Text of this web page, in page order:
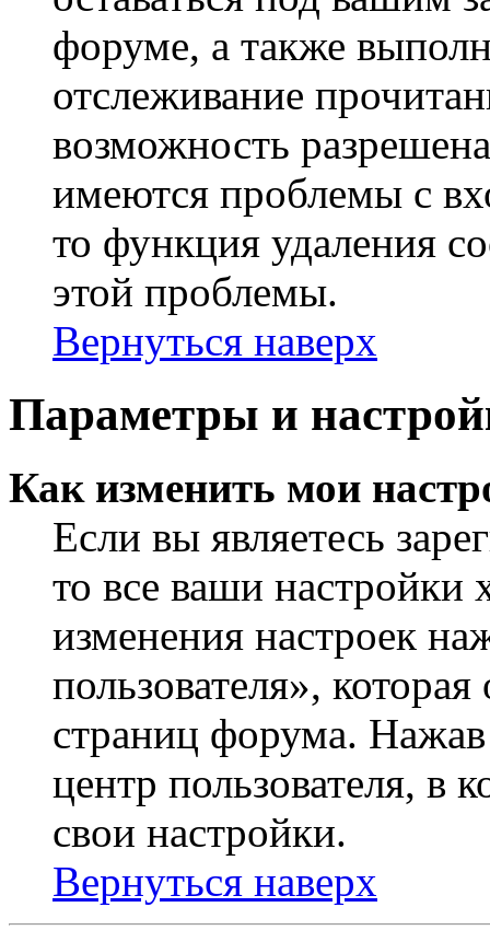
форуме, а также
отслеживание
возможность
имеются проблемы с
то функция удаления
этой проблемы.
Вернуться наверх
Параметры и
Как изменить мои
Если вы являетесь
то все ваши настройки
изменения настроек
пользователя»,
страниц форума.
центр пользователя, в
свои настройки.
Вернуться наверх